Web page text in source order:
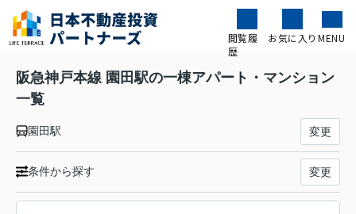
閲覧履
歴
お気に入り MENU
阪急神戸本線 園田駅の一棟アパート・マンション
一覧
園田駅 変更
条件から探す 変更